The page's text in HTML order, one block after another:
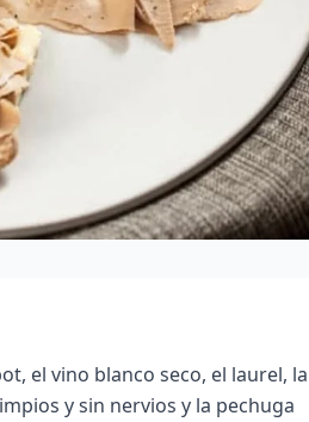
el vino blanco seco, el laurel, la
y sin nervios y la pechuga